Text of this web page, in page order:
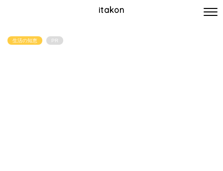
itakon
生活の知恵 PR